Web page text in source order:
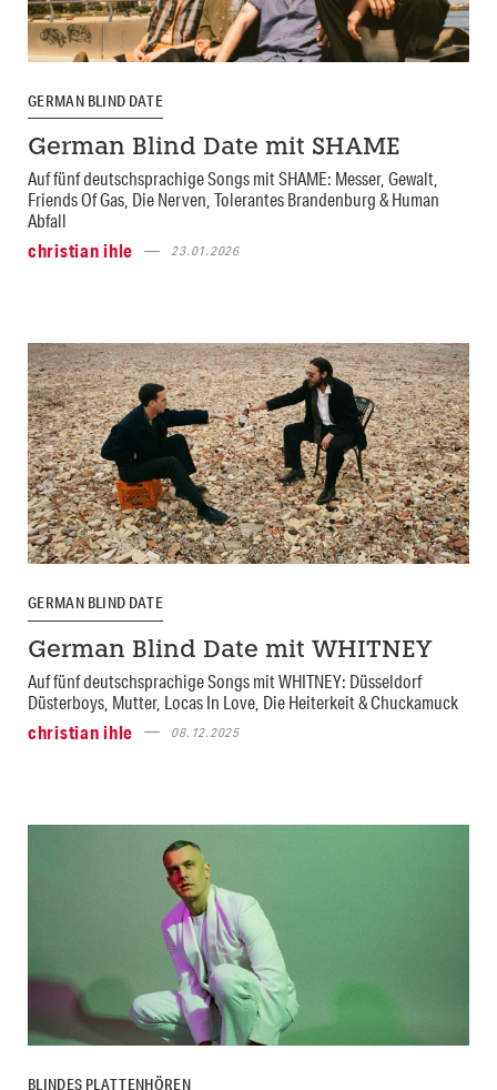
GERMAN BLIND DATE
German Blind Date mit SHAME
Auf fünf deutschsprachige Songs mit SHAME: Messer, Gewalt,
Friends Of Gas, Die Nerven, Tolerantes Brandenburg & Human
Abfall
christian ihle
23.01.2026
GERMAN BLIND DATE
German Blind Date mit WHITNEY
Auf fünf deutschsprachige Songs mit WHITNEY: Düsseldorf
Düsterboys, Mutter, Locas In Love, Die Heiterkeit & Chuckamuck
christian ihle
08.12.2025
BLINDES PLATTENHÖREN